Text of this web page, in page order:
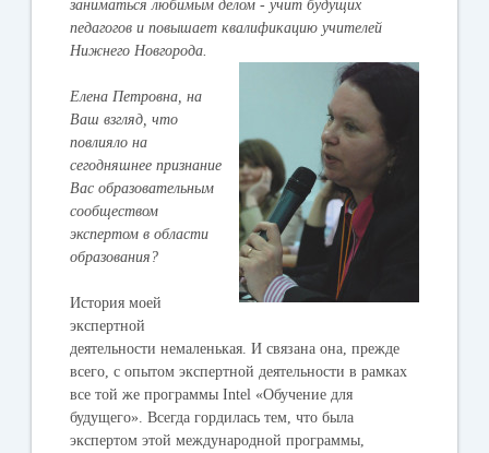
заниматься любимым делом - учит будущих
педагогов и повышает квалификацию учителей
Нижнего Новгорода.
Елена Петровна, на
Ваш взгляд, что
повлияло на
сегодняшнее признание
Вас образовательным
сообществом
экспертом в области
образования?
История моей
экспертной
деятельности немаленькая. И связана она, прежде
всего, с опытом экспертной деятельности в рамках
все той же программы Intel «Обучение для
будущего». Всегда гордилась тем, что была
экспертом этой международной программы,